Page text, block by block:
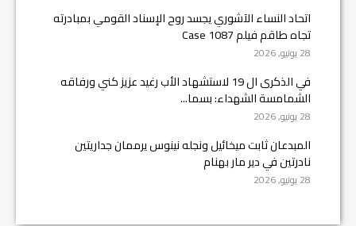
اتحاد النساء الآشوري يجسد روح الإسناد القومي بمبادرته
تجاه طاقم فيلم Case 1087
28 يونيو, 2026
في الذكرى ال 19 لاستشهاد الأب رغيد عزيز كني ورفاقه
الشمامسة الشهداء: بسما...
28 يونيو, 2026
المبدعان ثابت ميخائيل ونجله نينوس يرممان جداريتين
نادرتين في دير مار بهنام
28 يونيو, 2026